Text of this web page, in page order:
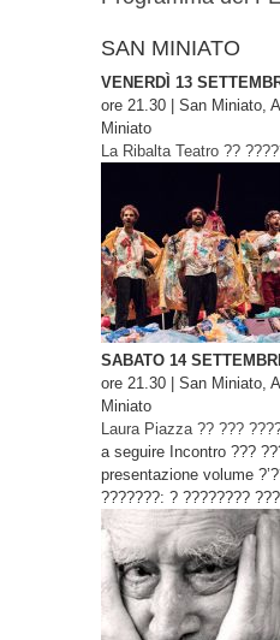
SAN MINIATO
VENERDÌ 13
ore 21.30 | San Miniato,
Miniato
La Ribalta Teatro ??
SABATO 14
ore 21.30 | San Miniato,
Miniato
Laura Piazza ?? ???
a seguire Incontro ???
presentazione volume
???????: ? ????????